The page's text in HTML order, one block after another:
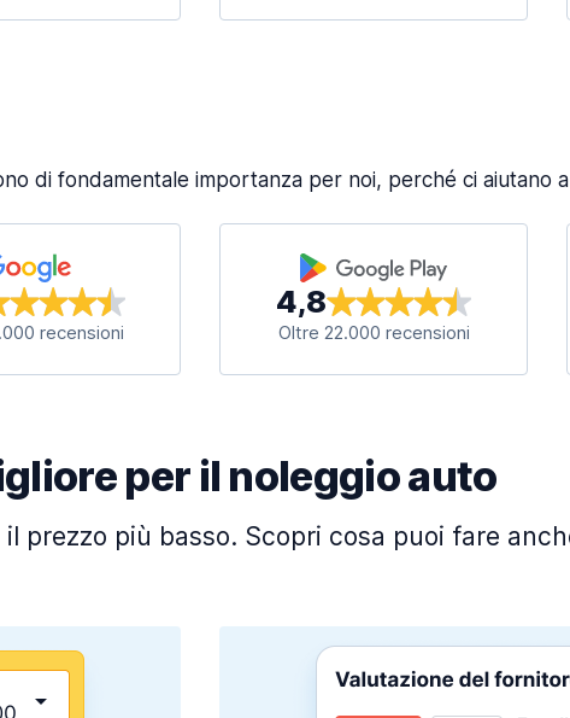
di fondamentale importanza per noi, perché ci aiutano
recensioni
4,8
Oltre 22.000 recensioni
per il noleggio auto
prezzo più basso. Scopri cosa puoi fare